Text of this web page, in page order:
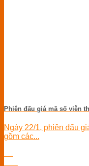
Phiên đấu giá mã số viễn
Ngày 22/1, phiên đấu
gồm các...